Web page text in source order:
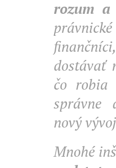
rozum a
dostávať
čo robia
správne
nový
Mnohé